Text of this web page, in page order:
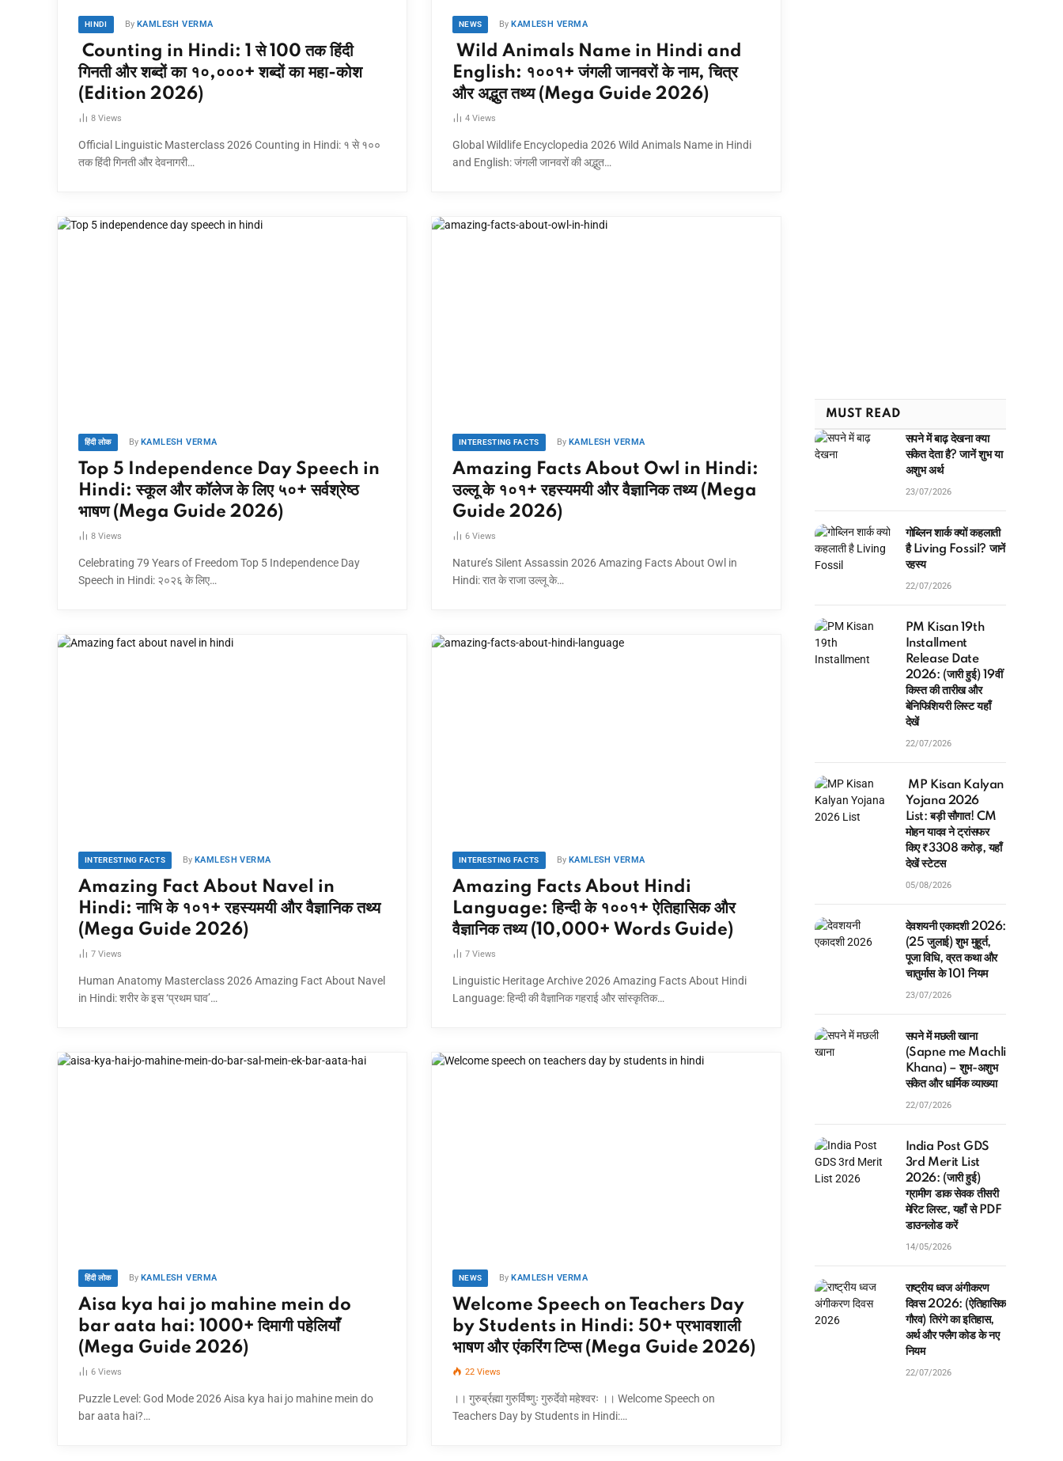
HINDI By KAMLESH VERMA
Counting in Hindi: 1 से 100 तक हिंदी
गिनती और शब्दों का १०,०००+ शब्दों का महा-कोश
(Edition 2026)
8 Views
Official Linguistic Masterclass 2026 Counting in Hindi: १ से १००
तक हिंदी गिनती और देवनागरी…
NEWS By KAMLESH VERMA
Wild Animals Name in Hindi and
English: १००१+ जंगली जानवरों के नाम, चित्र
और अद्भुत तथ्य (Mega Guide 2026)
4 Views
Global Wildlife Encyclopedia 2026 Wild Animals Name in Hindi
and English: जंगली जानवरों की अद्भुत…
हिंदी लोक By KAMLESH VERMA
Top 5 Independence Day Speech in
Hindi: स्कूल और कॉलेज के लिए ५०+ सर्वश्रेष्ठ
भाषण (Mega Guide 2026)
8 Views
Celebrating 79 Years of Freedom Top 5 Independence Day
Speech in Hindi: २०२६ के लिए…
INTERESTING FACTS By KAMLESH VERMA
Amazing Facts About Owl in Hindi:
उल्लू के १०१+ रहस्यमयी और वैज्ञानिक तथ्य (Mega
Guide 2026)
6 Views
Nature’s Silent Assassin 2026 Amazing Facts About Owl in
Hindi: रात के राजा उल्लू के…
INTERESTING FACTS By KAMLESH VERMA
Amazing Fact About Navel in
Hindi: नाभि के १०१+ रहस्यमयी और वैज्ञानिक तथ्य
(Mega Guide 2026)
7 Views
Human Anatomy Masterclass 2026 Amazing Fact About Navel
in Hindi: शरीर के इस ‘प्रथम घाव’…
INTERESTING FACTS By KAMLESH VERMA
Amazing Facts About Hindi
Language: हिन्दी के १००१+ ऐतिहासिक और
वैज्ञानिक तथ्य (10,000+ Words Guide)
7 Views
Linguistic Heritage Archive 2026 Amazing Facts About Hindi
Language: हिन्दी की वैज्ञानिक गहराई और सांस्कृतिक…
हिंदी लोक By KAMLESH VERMA
Aisa kya hai jo mahine mein do
bar aata hai: 1000+ दिमागी पहेलियाँ
(Mega Guide 2026)
6 Views
Puzzle Level: God Mode 2026 Aisa kya hai jo mahine mein do
bar aata hai?…
NEWS By KAMLESH VERMA
Welcome Speech on Teachers Day
by Students in Hindi: 50+ प्रभावशाली
भाषण और एंकरिंग टिप्स (Mega Guide 2026)
22 Views
।। गुरुर्ब्रह्मा गुरुर्विष्णुः गुरुर्देवो महेश्वरः ।। Welcome Speech on
Teachers Day by Students in Hindi:…
MUST READ
सपने में बाढ़ देखना क्या
संकेत देता है? जानें शुभ या
अशुभ अर्थ
23/07/2026
गोब्लिन शार्क क्यों कहलाती
है Living Fossil? जानें
रहस्य
22/07/2026
PM Kisan 19th
Installment
Release Date
2026: (जारी हुई) 19वीं
किस्त की तारीख और
बेनिफिशियरी लिस्ट यहाँ
देखें
22/07/2026
MP Kisan Kalyan
Yojana 2026
List: बड़ी सौगात! CM
मोहन यादव ने ट्रांसफर
किए ₹3308 करोड़, यहाँ
देखें स्टेटस
05/08/2026
देवशयनी एकादशी 2026:
(25 जुलाई) शुभ मुहूर्त,
पूजा विधि, व्रत कथा और
चातुर्मास के 101 नियम
23/07/2026
सपने में मछली खाना
(Sapne me Machli
Khana) – शुभ-अशुभ
संकेत और धार्मिक व्याख्या
22/07/2026
India Post GDS
3rd Merit List
2026: (जारी हुई)
ग्रामीण डाक सेवक तीसरी
मेरिट लिस्ट, यहाँ से PDF
डाउनलोड करें
14/05/2026
राष्ट्रीय ध्वज अंगीकरण
दिवस 2026: (ऐतिहासिक
गौरव) तिरंगे का इतिहास,
अर्थ और फ्लैग कोड के नए
नियम
22/07/2026